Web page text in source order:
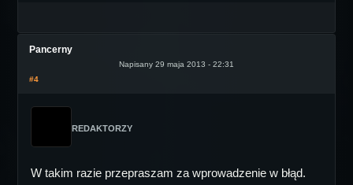
Pancerny
Napisany 29 maja 2013 - 22:31
#4
REDAKTORZY
W takim razie przepraszam za wprowadzenie w błąd.